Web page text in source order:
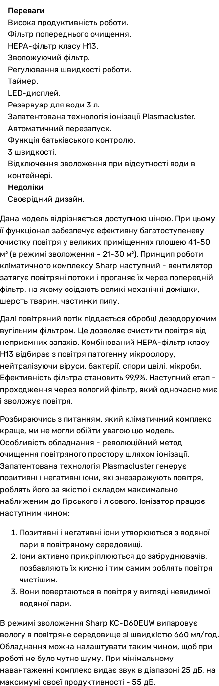
Переваги
Висока продуктивність роботи.
Фільтр попереднього очищення.
НЕРА-фільтр класу Н13.
Зволожуючий фільтр.
Регулювання швидкості роботи.
Таймер.
LED-дисплей.
Резервуар для води 3 л.
Запатентована технологія іонізації Plasmacluster.
Автоматичний перезапуск.
Функція батьківського контролю.
3 швидкості.
Відключення зволоження при відсутності води в
контейнері.
Недоліки
Своєрідний дизайн.
Дана модель відрізняється доступною ціною. При цьому
її функціонал забезпечує ефективну багатоступеневу
очистку повітря у великих приміщеннях площею 41-50
м² (в режимі зволоження - 21-30 м²). Принцип роботи
кліматичного комплексу Sharp наступний - вентилятор
затягує повітряні потоки і проганяє їх через попередній
фільтр, на якому осідають великі механічні домішки,
шерсть тварин, частинки пилу.
Далі повітряний потік піддається обробці дезодоруючим
вугільним фільтром. Це дозволяє очистити повітря від
неприємних запахів. Комбінований НЕРА-фільтр класу
Н13 відбирає з повітря патогенну мікрофлору,
нейтралізуючи віруси, бактерії, спори цвілі, мікроби.
Ефективність фільтра становить 99,9%. Наступний етап -
проходження через вологий фільтр, який одночасно миє
і зволожує повітря.
Розбираючись з питанням, який кліматичний комплекс
краще, ми не могли обійти увагою цю модель.
Особливість обладнання - революційний метод
очищення повітряного простору шляхом іонізації.
Запатентована технологія Plasmacluster генерує
позитивні і негативні іони, які знезаражують повітря,
роблять його за якістю і складом максимально
наближеним до Гірського і лісового. Іонізатор працює
наступним чином:
Позитивні і негативні іони утворюються з водяної
пари в повітряному середовищі.
Іони активно прикріплюються до забруднювачів,
позбавляють їх кисню і тим самим роблять повітря
чистішим.
Вони повертаються в повітря у вигляді невидимої
водяної пари.
В режимі зволоження Sharp KC-D60EUW випаровує
вологу в повітряне середовище зі швидкістю 660 мл/год.
Обладнання можна налаштувати таким чином, щоб при
роботі не було чутно шуму. При мінімальному
навантаженні комплекс видає звук в діапазоні 25 дБ, на
максимумі своєї продуктивності - 55 дБ.